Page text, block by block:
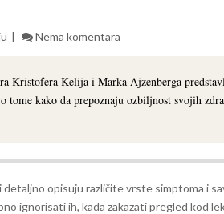
Nema komentara
Kristofera Kelija i Marka Ajzenberga
tome kako da prepoznaju ozbiljnost svojih
opisuju različite vrste simptoma i
ignorisati ih, kada zakazati pregled kod